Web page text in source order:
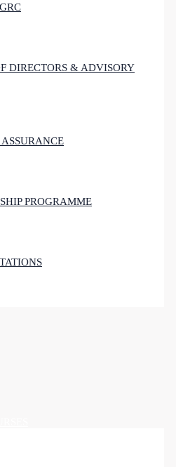
DIRECTORS & ADVISORY
PROGRAMME